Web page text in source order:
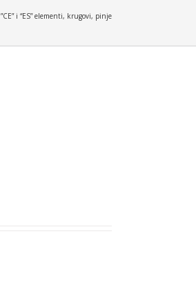
”CE” i “ES” elementi, krugovi, pinje